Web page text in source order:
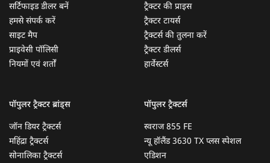
सर्टिफाइड डीलर बनें
हमसे संपर्क करें
साइट मैप
प्राइवेसी पॉलिसी
नियमों एवं शर्तों
ट्रैक्टर की प्राइस
ट्रैक्टर टायर्स
ट्रैक्टर्स की तुलना करें
ट्रैक्टर डीलर्स
हार्वेस्टर्स
पॉपुलर ट्रैक्टर ब्रांड्स
जॉन डियर ट्रैक्टर्स
महिंद्रा ट्रैक्टर्स
सोनालिका ट्रैक्टर्स
पॉपुलर ट्रैक्टर्स
स्वराज 855 FE
न्यू हॉलैंड 3630 TX प्लस स्पेशल
एडिशन